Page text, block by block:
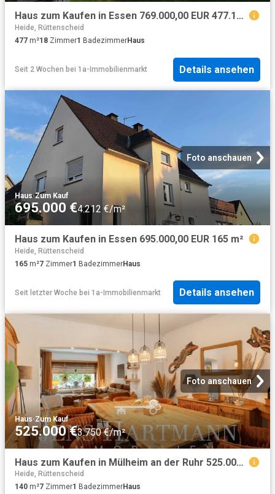
Haus zum Kaufen in Essen 769.000,00 EUR 477.19 m²
Heide, Rüttenscheid
477 m²18 Zimmer1 BadezimmerHaus
Seit 2 Wochen bei 1a-Immobilienmarkt Details ansehen
Foto anschauen
Haus·Zum Kauf
695.000 €4.212 €/m²
Haus zum Kaufen in Essen 695.000,00 EUR 165 m²
Heide, Rüttenscheid
165 m²7 Zimmer1 BadezimmerHaus
Seit letzter Woche bei 1a-Immobilienmarkt Details ansehen
Foto anschauen
Haus·Zum Kauf
525.000 €3.750 €/m²
Haus zum Kaufen in Mülheim an der Ruhr 525.000,00 EUR 140.3 m²
Heide, Rüttenscheid
140 m²7 Zimmer1 BadezimmerHaus